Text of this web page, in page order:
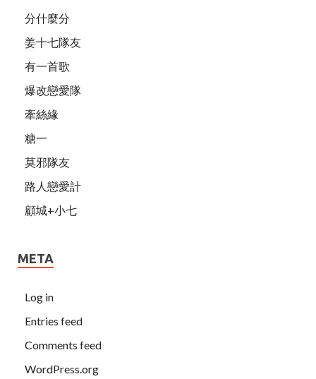
分什麼分
姜十七隊友
有一首歌
爆改戀愛隊
牽絲緣
糖一
莫邪隊友
路人戀愛計
顧城+小七
META
Log in
Entries feed
Comments feed
WordPress.org